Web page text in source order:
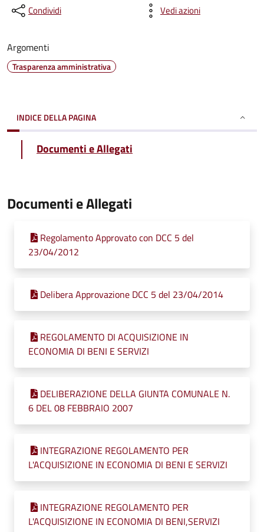
Condividi Vedi azioni
Argomenti
Trasparenza amministrativa
INDICE DELLA PAGINA
Documenti e Allegati
Documenti e Allegati
Regolamento Approvato con DCC 5 del
23/04/2012
Delibera Approvazione DCC 5 del 23/04/2014
REGOLAMENTO DI ACQUISIZIONE IN
ECONOMIA DI BENI E SERVIZI
DELIBERAZIONE DELLA GIUNTA COMUNALE N.
6 DEL 08 FEBBRAIO 2007
INTEGRAZIONE REGOLAMENTO PER
L'ACQUISIZIONE IN ECONOMIA DI BENI E SERVIZI
INTEGRAZIONE REGOLAMENTO PER
L'ACQUISIZIONE IN ECONOMIA DI BENI,SERVIZI